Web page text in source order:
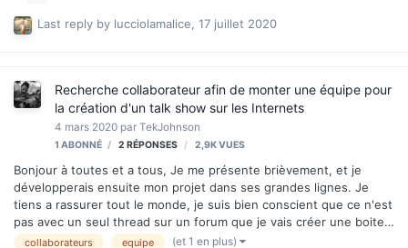
d'amateur et les conseils d'une personne avisé seraient les
Last reply by lucciolamalice, 17 juillet 2020
Recherche collaborateur afin de monter une équipe pour
la création d'un talk show sur les Internets
4 mars 2020 par TekJohnson
1 ABONNÉ 2 RÉPONSES 2,9KVUES
Bonjour à toutes et a tous, Je me présente brièvement, et je
développerais ensuite mon projet dans ses grandes lignes. Je
tiens a rassurer tout le monde, je suis bien conscient que ce n'est
pas avec un seul thread sur un forum que je vais créer une boite
de production, ce fil a pour but premier de rencontrer des gens
collaborateurs equipe
(et 1 en plus)